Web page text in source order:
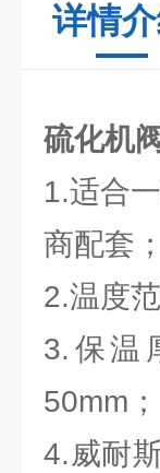
详情
硫化机
1.适合
商配套；
2.温度
3.保温
50mm；
4.威耐